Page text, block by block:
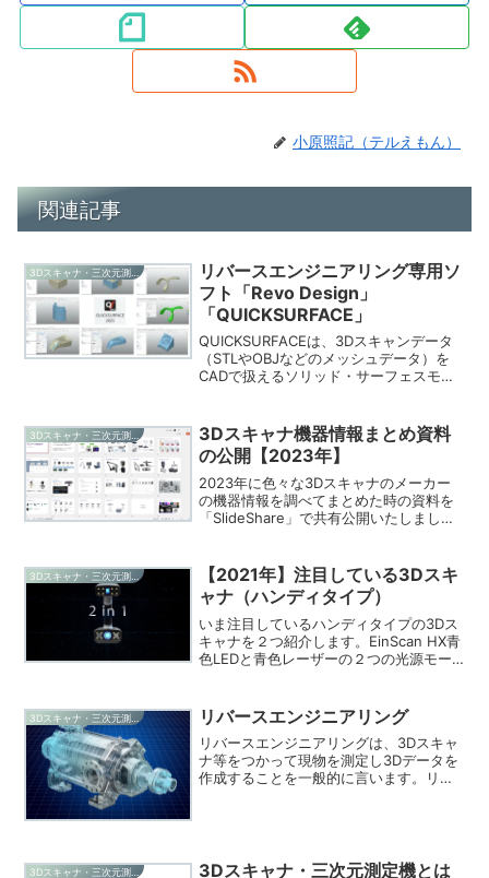
小原照記（テルえもん）
関連記事
リバースエンジニアリング専用ソ
フト「Revo Design」
「QUICKSURFACE」
QUICKSURFACEは、3Dスキャンデータ
（STLやOBJなどのメッシュデータ）を
CADで扱えるソリッド・サーフェスモデ
ーで取得した形状を、後から設計変更や
再利用...
3Dスキャナ機器情報まとめ資料
の公開【2023年】
2023年に色々な3Dスキャナのメーカー
の機器情報を調べてまとめた時の資料を
「SlideShare」で共有公開いたしまし
3Dスキャナ・三次元測定機
【2021年】注目している3Dスキ
ャナ（ハンディタイプ）
いま注目しているハンディタイプの3Dス
キャナを２つ紹介します。EinScan HX青
色LEDと青色レーザーの２つの光源モー
LEDでは、迅速に3Dスキャンが可能。1秒
間...
リバースエンジニアリング
リバースエンジニアリングは、3Dスキャ
ナ等をつかって現物を測定し3Dデータを
作成することを一般的に言います。リバ
3Dスキャナ・三次元測定機とは